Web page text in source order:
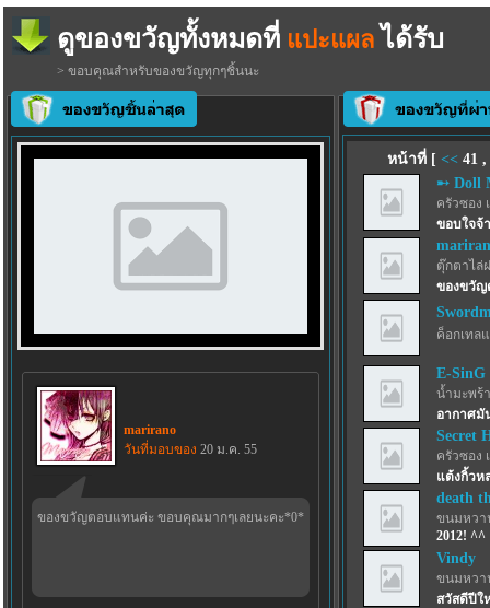
ดูของขวัญทั้งหมดที่ แปะแผล ได้รับ
> ขอบคุณสำหรับของขวัญทุกๆชิ้นนะ
marirano
วันที่มอบของ 20 ม.ค. 55
ของขวัญตอบแทนค่ะ ขอบคุณมากๆเลยนะคะ*0*
หน้าที่ [ << 41,
➸ Doll
ครัวซอง
ขอบใจจ้
ตุ๊กตาไล่
ของขวัญ
ค็อกเทล
E-SinG
น้ำมะพร้
อากาศมั
Secret
ครัวซอง
แต้งกิ้วห
death
ขนมหวา
2012! ^^
Vindy
ขนมหวา
สวัสดีปีใ